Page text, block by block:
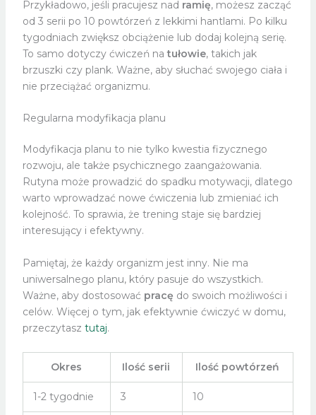
Przykładowo, jeśli pracujesz nad ramię, możesz zacząć
od 3 serii po 10 powtórzeń z lekkimi hantlami. Po kilku
tygodniach zwiększ obciążenie lub dodaj kolejną serię.
To samo dotyczy ćwiczeń natułowie, takich jak
brzuszki czy plank. Ważne, aby słuchać swojego ciała i
nie przeciążać organizmu.
Regularna modyfikacja planu
Modyfikacja planu to nie tylko kwestia fizycznego
rozwoju, ale także psychicznego zaangażowania.
Rutyna może prowadzić do spadku motywacji, dlatego
warto wprowadzać nowe ćwiczenia lub zmieniać ich
kolejność. To sprawia, że trening staje się bardziej
interesujący i efektywny.
Pamiętaj, że każdy organizm jest inny. Nie ma
uniwersalnego planu, który pasuje do wszystkich.
Ważne, aby dostosować pracę do swoich możliwości i
celów. Więcej o tym, jak efektywnie ćwiczyć w domu,
przeczytasz tutaj.
Okres Ilość serii Ilość powtórzeń
1-2 tygodnie 3 10